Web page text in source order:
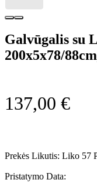
Galvūgalis su
200x5x78/
137,00 €
Prekės Likutis: Liko 57
Pristatymo Data: